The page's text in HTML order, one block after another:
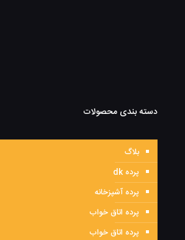
دسته بندی محصولات
بلاگ
پرده dk
پرده آشپزخانه
پرده اتاق خواب
پرده اتاق خواب